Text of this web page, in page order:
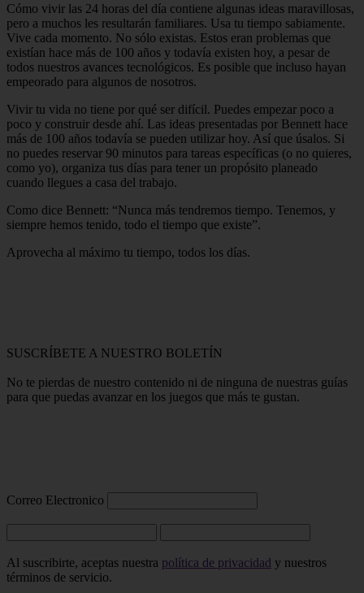
Cómo vivir las 24 horas del día contiene algunas ideas maravillosas,
pero a muchos les resultarán familiares. Usa tu tiempo sabiamente.
Vive cada momento. No sólo existas. Estos eran problemas que
existían hace más de 100 años y todavía existen hoy, a pesar de
todos nuestros avances tecnológicos. Es posible que incluso hayan
empeorado para algunos de nosotros.
Vivir tu vida no tiene por qué ser difícil. Puedes empezar poco a
poco y construir desde ahí. Las ideas presentadas por Bennett hace
más de 100 años todavía se pueden utilizar hoy. Así que úsalos. Si
no puedes reservar 90 minutos para tareas específicas (o no quieres,
como yo), organiza tus días para tener un propósito planeado
cuando llegues a casa del trabajo.
Como dice Bennett: “Nunca más tendremos tiempo. Tenemos, y
siempre hemos tenido, todo el tiempo que existe”.
Aprovecha al máximo tu tiempo, todos los días.
SUSCRÍBETE A NUESTRO BOLETÍN
No te pierdas de nuestro contenido ni de ninguna de nuestras guías
para que puedas avanzar en los juegos que más te gustan.
Correo Electronico
Al suscribirte, aceptas nuestra política de privacidad y nuestros
términos de servicio.